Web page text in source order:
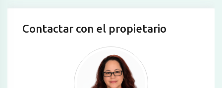
Contactar con el propietario